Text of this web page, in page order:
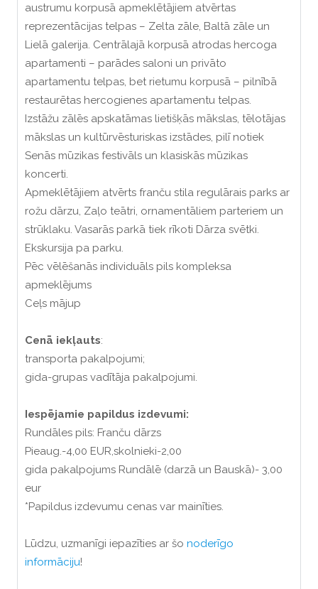
austrumu korpusā apmeklētājiem atvērtas
reprezentācijas telpas – Zelta zāle, Baltā zāle un
Lielā galerija. Centrālajā korpusā atrodas hercoga
apartamenti – parādes saloni un privāto
apartamentu telpas, bet rietumu korpusā – pilnībā
restaurētas hercogienes apartamentu telpas.
Izstāžu zālēs apskatāmas lietišķās mākslas, tēlotājas
mākslas un kultūrvēsturiskas izstādes, pilī notiek
Senās mūzikas festivāls un klasiskās mūzikas
koncerti.
Apmeklētājiem atvērts franču stila regulārais parks ar
rožu dārzu, Zaļo teātri, ornamentāliem parteriem un
strūklaku. Vasarās parkā tiek rīkoti Dārza svētki.
Ekskursija pa parku.
Pēc vēlēšanās individuāls pils kompleksa
apmeklējums
Ceļs mājup
Cenā iekļauts:
transporta pakalpojumi;
gida-grupas vadītāja pakalpojumi.
Iespējamie papildus izdevumi:
Rundāles pils: Franču dārzs
Pieaug.-4,00 EUR,skolnieki-2,00
gida pakalpojums Rundālē (darzā un Bauskā)- 3,00
eur
*Papildus izdevumu cenas var mainīties.
Lūdzu, uzmanīgi iepazīties ar šo noderīgo
informāciju!